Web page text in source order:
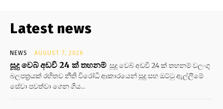
Latest news
NEWS AUGUST 7, 2026
සූදු වෙබ් අඩවි 24 ක් තහනම් සූදු වෙබ් අඩවි 24 ක් තහනම් වලංගු
බලපත්‍රයක් රහිතව නීති විරෝධි ආකාරයෙන් සූදු සහ ඔට්ටු ඇල්ලීමේ
සේවා පවත්වා ගෙන ගිය...